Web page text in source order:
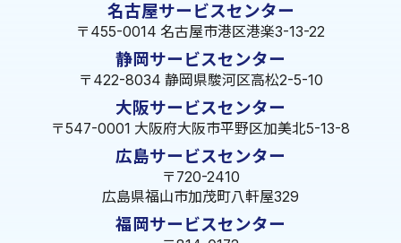
名古屋サービスセンター
〒455-0014 名古屋市港区港楽3-13-22
静岡サービスセンター
〒422-8034 静岡県駿河区高松2-5-10
大阪サービスセンター
〒547-0001 大阪府大阪市平野区加美北5-13-8
広島サービスセンター
〒720-2410
広島県福山市加茂町八軒屋329
福岡サービスセンター